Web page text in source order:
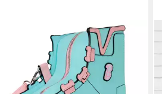
Umhängetasche Mattel Classic by
Loungefly Umhängetasche Barbie
Figural Skate
33,95 € UVP74,99 €